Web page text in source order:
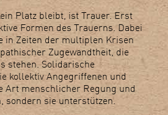
Platz bleibt, ist Trauer. Erst
Formen des Trauerns. Dabei
in Zeiten der multiplen Krisen
Zugewandtheit, die
stehen. Solidarische
kollektiv Angegriffenen und
Art menschlicher Regung und
sondern sie unterstützen.